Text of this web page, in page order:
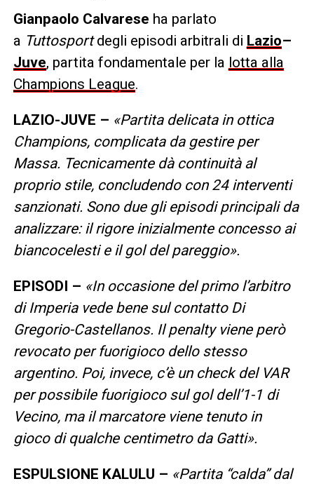
Gianpaolo Calvarese ha parlato
a Tuttosportdegli episodi arbitrali di Lazio–
Juve, partita fondamentale per la lotta alla
Champions League.
LAZIO-JUVE – «Partita delicata in ottica
Champions, complicata da gestire per
Massa. Tecnicamente dà continuità al
proprio stile, concludendo con 24 interventi
sanzionati. Sono due gli episodi principali da
analizzare: il rigore inizialmente concesso ai
biancocelesti e il gol del pareggio».
EPISODI – «In occasione del primo l’arbitro
di Imperia vede bene sul contatto Di
Gregorio-Castellanos. Il penalty viene però
revocato per fuorigioco dello stesso
argentino. Poi, invece, c’è un check del VAR
per possibile fuorigioco sul gol dell’1-1 di
Vecino, ma il marcatore viene tenuto in
gioco di qualche centimetro da Gatti».
ESPULSIONE KALULU – «Partita “calda” dal